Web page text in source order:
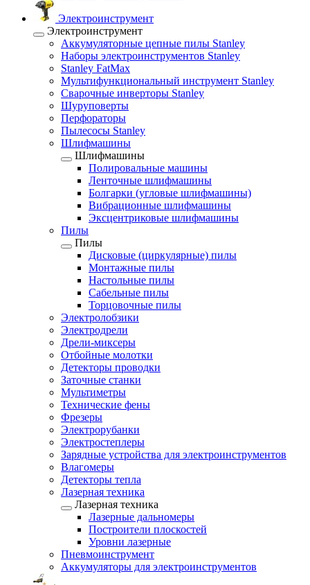
Электроинструмент
Электроинструмент
Аккумуляторные цепные пилы Stanley
Наборы электроинструментов Stanley
Stanley FatMax
Мультифункциональный инструмент Stanley
Сварочные инверторы Stanley
Шуруповерты
Перфораторы
Пылесосы Stanley
Шлифмашины
Шлифмашины
Полировальные машины
Ленточные шлифмашины
Болгарки (угловые шлифмашины)
Вибрационные шлифмашины
Эксцентриковые шлифмашины
Пилы
Пилы
Дисковые (циркулярные) пилы
Монтажные пилы
Настольные пилы
Сабельные пилы
Торцовочные пилы
Электролобзики
Электродрели
Дрели-миксеры
Отбойные молотки
Детекторы проводки
Заточные станки
Мультиметры
Технические фены
Фрезеры
Электрорубанки
Электростеплеры
Зарядные устройства для электроинструментов
Влагомеры
Детекторы тепла
Лазерная техника
Лазерная техника
Лазерные дальномеры
Построители плоскостей
Уровни лазерные
Пневмоинструмент
Аккумуляторы для электроинструментов